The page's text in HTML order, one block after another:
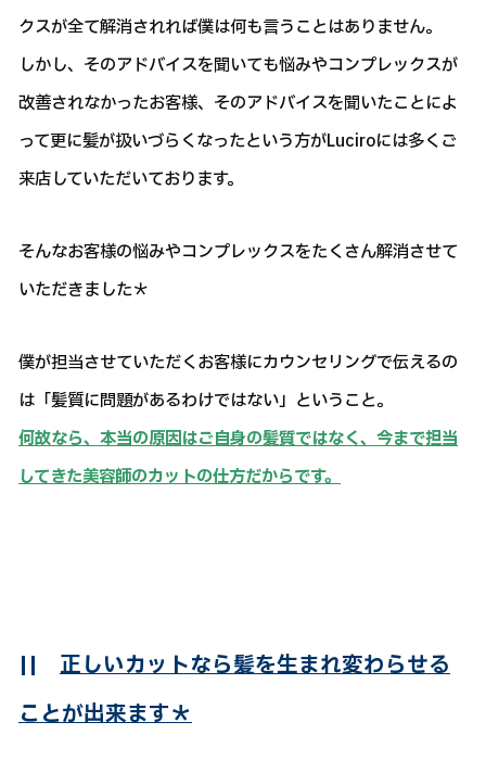
クスが全て解消されれば僕は何も言うことはありません。
しかし、そのアドバイスを聞いても悩みやコンプレックスが
改善されなかったお客様、そのアドバイスを聞いたことによ
って更に髪が扱いづらくなったという方がLuciroには多くご
来店していただいております。
そんなお客様の悩みやコンプレックスをたくさん解消させて
いただきました＊
僕が担当させていただくお客様にカウンセリングで伝えるの
は「髪質に問題があるわけではない」ということ。
何故なら、本当の原因はご自身の髪質ではなく、今まで担当
してきた美容師のカットの仕方だからです。
|| 正しいカットなら髪を生まれ変わらせる
ことが出来ます＊